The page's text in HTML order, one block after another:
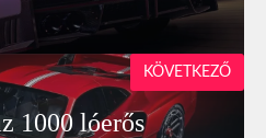
1000 lóerős
KÖVETKEZŐ